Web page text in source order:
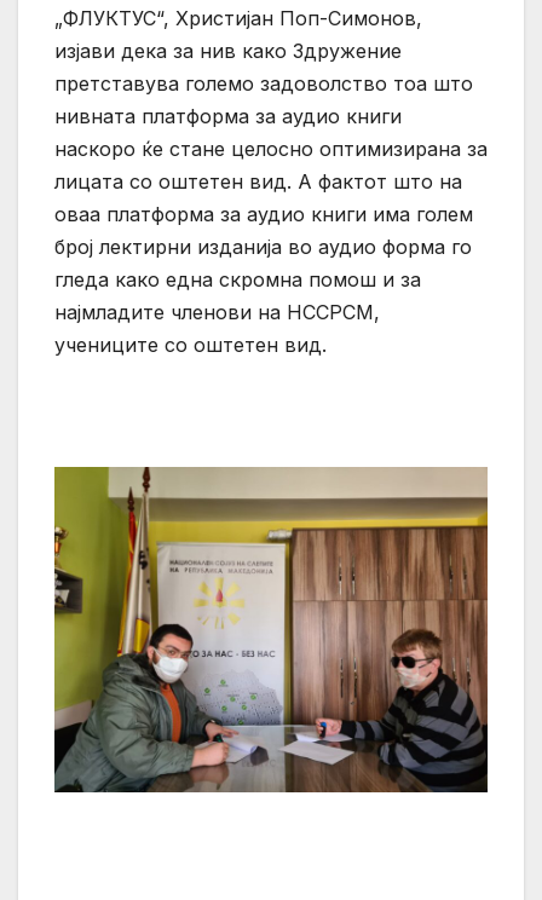
„ФЛУКТУС“, Христијан Поп-Симонов,
изјави дека за нив како Здружение
претставува големо задоволство тоа што
нивната платформа за аудио книги
наскоро ќе стане целосно оптимизирана за
лицата со оштетен вид. А фактот што на
оваа платформа за аудио книги има голем
број лектирни изданија во аудио форма го
гледа како една скромна помош и за
најмладите членови на НССРСМ,
учениците со оштетен вид.